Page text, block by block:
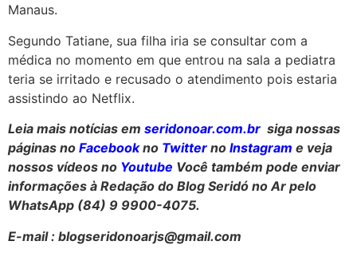
Manaus.
Segundo Tatiane, sua filha iria se consultar com a
médica no momento em que entrou na sala a pediatra
teria se irritado e recusado o atendimento pois estaria
assistindo ao Netflix.
Leia mais notícias em seridonoar.com.br siga nossas
páginas no Facebookno Twitter no Instagram e veja
nossos vídeos no Youtube Você também pode enviar
informações à Redação do Blog Seridó no Ar pelo
WhatsApp (84) 9 9900-4075.
E-mail : blogseridonoarjs@gmail.com